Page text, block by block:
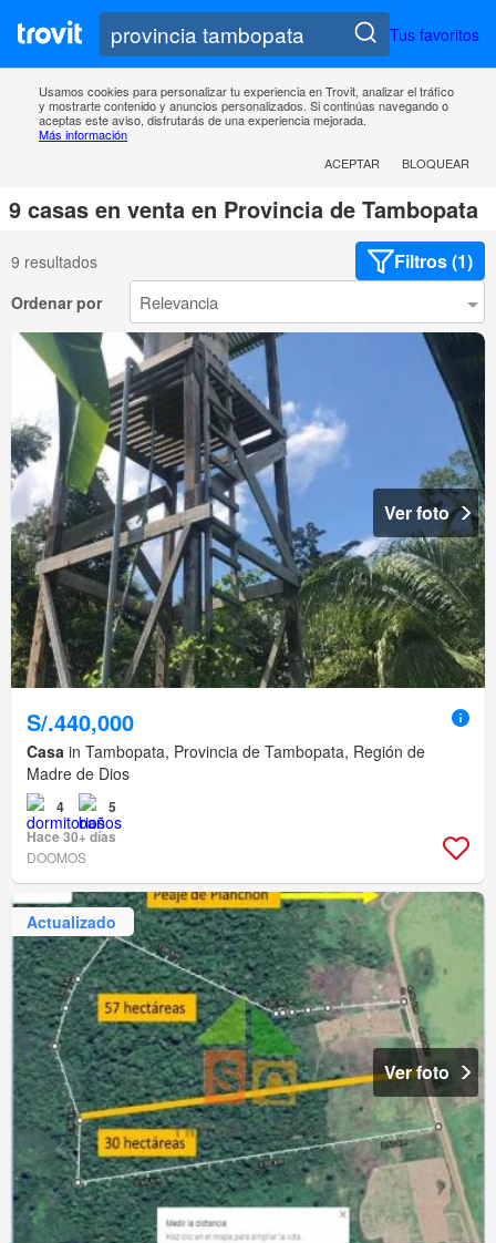
Tus favoritos
Usamos cookies para personalizar tu experiencia en Trovit, analizar el tráfico
y mostrarte contenido y anuncios personalizados. Si continúas navegando o
aceptas este aviso, disfrutarás de una experiencia mejorada.
Más información
ACEPTAR
BLOQUEAR
9 casas en venta en Provincia de Tambopata
9 resultados Filtros (1)
Ordenar por
Ver foto
S/.440,000
Casa in Tambopata, Provincia de Tambopata, Región de
Madre de Dios
4
5
Hace 30+ días
DOOMOS
Actualizado
Ver foto